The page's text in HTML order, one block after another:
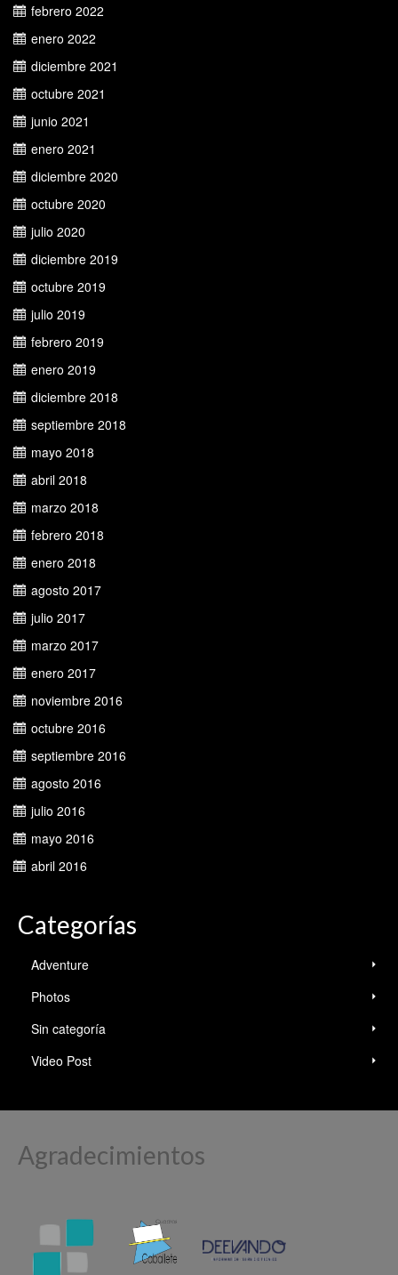
febrero 2022
enero 2022
diciembre 2021
octubre 2021
junio 2021
enero 2021
diciembre 2020
octubre 2020
julio 2020
diciembre 2019
octubre 2019
julio 2019
febrero 2019
enero 2019
diciembre 2018
septiembre 2018
mayo 2018
abril 2018
marzo 2018
febrero 2018
enero 2018
agosto 2017
julio 2017
marzo 2017
enero 2017
noviembre 2016
octubre 2016
septiembre 2016
agosto 2016
julio 2016
mayo 2016
abril 2016
Categorías
Adventure
Photos
Sin categoría
Video Post
Agradecimientos